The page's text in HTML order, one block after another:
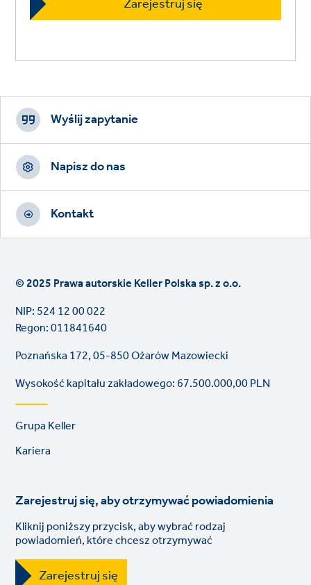
Footer
CTAs
Wyślij zapytanie
Napisz do nas
Kontakt
© 2025 Prawa autorskie Keller Polska sp. z o.o.
NIP: 524 12 00 022
Regon: 011841640
Poznańska 172, 05-850 Ożarów Mazowiecki
Wysokość kapitału zakładowego: 67.500.000,00 PLN
Footer
links
Grupa Keller
Kariera
Zarejestruj się, aby otrzymywać powiadomienia
Kliknij poniższy przycisk, aby wybrać rodzaj
powiadomień, które chcesz otrzymywać
Zarejestruj się